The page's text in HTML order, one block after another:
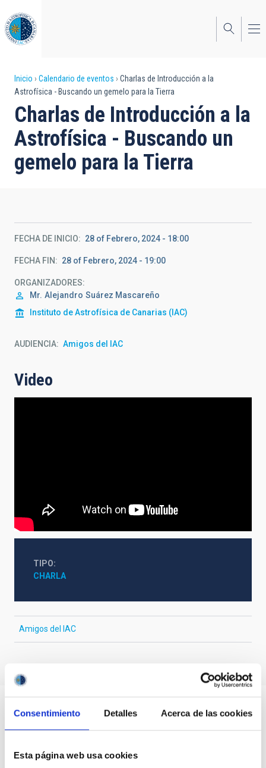
Consentimiento Detalles Acerca de las cookies
Esta página web usa cookies
al
contenido
principal
Sobrescribir
enlaces
de
ayuda
a
Inicio Calendario de eventos
Charlas de Introducción a la
Astrofísica - Buscando un gemelo para la Tierra
Charlas de Introducción a la
Astrofísica - Buscando un
gemelo para la Tierra
FECHA DE INICIO 28 of Febrero, 2024 - 18:00
FECHA FIN 28 of Febrero, 2024 - 19:00
ORGANIZADORES
Mr. Alejandro Suárez Mascareño
Instituto de Astrofísica de Canarias (IAC)
AUDIENCIA Amigos del IAC
Video
TIPO
CHARLA
Amigos del IAC